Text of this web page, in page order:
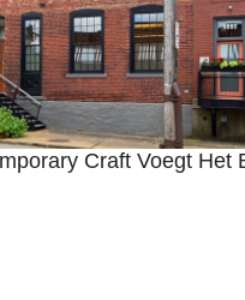
Craft Voegt Het